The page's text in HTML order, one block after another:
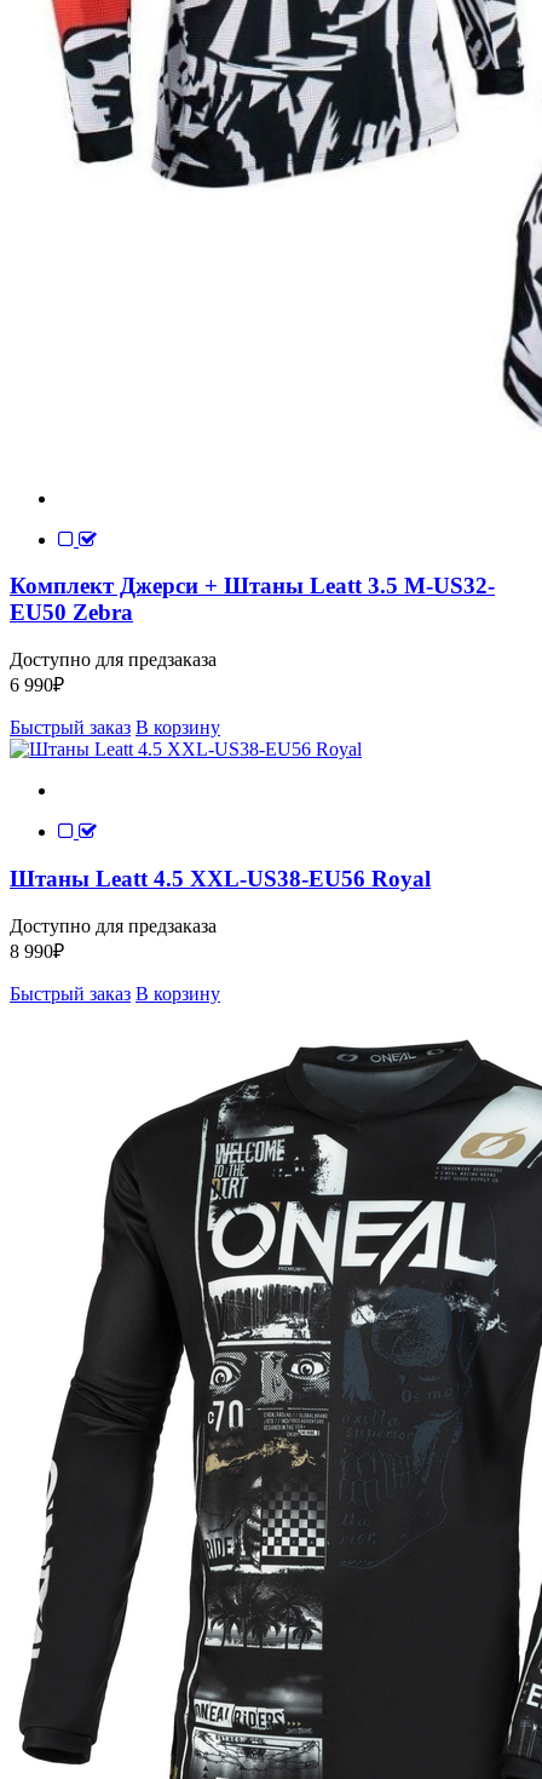
Комплект Джерси + Штаны Leatt 3.5 M-US32-
EU50 Zebra
Доступно для предзаказа
6 990₽
Быстрый заказ В корзину
Штаны Leatt 4.5 XXL-US38-EU56 Royal
Доступно для предзаказа
8 990₽
Быстрый заказ В корзину